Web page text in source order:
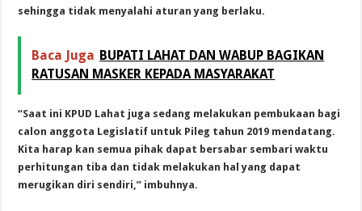
sehingga tidak menyalahi aturan yang berlaku.
Baca Juga BUPATI LAHAT DAN WABUP BAGIKAN
RATUSAN MASKER KEPADA MASYARAKAT
“Saat ini KPUD Lahat juga sedang melakukan pembukaan bagi
calon anggota Legislatif untuk Pileg tahun 2019 mendatang.
Kita harap kan semua pihak dapat bersabar sembari waktu
perhitungan tiba dan tidak melakukan hal yang dapat
merugikan diri sendiri,” imbuhnya.